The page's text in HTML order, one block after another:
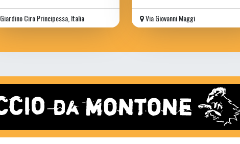
Giardino Ciro Principessa, Italia Via Giovanni Maggi